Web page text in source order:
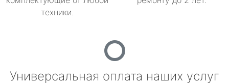
техники.
Универсальная оплата наших услуг